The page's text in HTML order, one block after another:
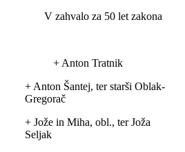
V zahvalo za 50 let zakona
+ Anton Tratnik
+ Anton Šantej, ter starši Oblak-
Gregorač
+ Jože in Miha, obl., ter Joža
Seljak